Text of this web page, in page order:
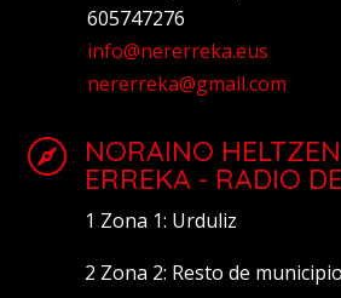
605747276
info@nererreka.eus
nererreka@gmail.com
 NORAINO
ERREKA - RADIO
1 Zona 1: Urduliz
2 Zona 2: Resto de